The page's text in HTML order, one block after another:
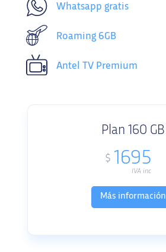
Whatsapp gratis
Roaming 6GB
Antel TV Premium
Plan 160 GB
$ 1695
IVA inc
Más información